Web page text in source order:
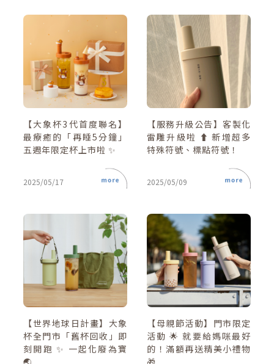
【大象杯3代首度聯名】
最療癒的「再睡5分鐘」
五週年限定杯上市啦 ✨
2025/05/17
【服務升級公告】客製化
雷雕升級啦 ⬆️ 新增超多
特殊符號、標點符號！
2025/05/09
【世界地球日計畫】大象
杯全門市「舊杯回收」即
刻開跑 ✨ 一起化廢為寶
【母親節活動】門市限定
活動 🌟 就要給媽咪最好
的！滿額再送精美小禮物